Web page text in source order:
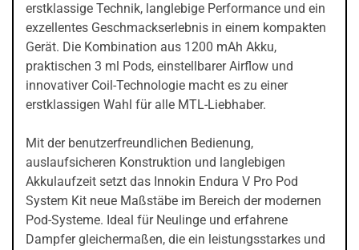
erstklassige Technik, langlebige Performance und ein
exzellentes Geschmackserlebnis in einem kompakten
Gerät. Die Kombination aus 1200 mAh Akku,
praktischen 3 ml Pods, einstellbarer Airflow und
innovativer Coil-Technologie macht es zu einer
erstklassigen Wahl für alle MTL-Liebhaber.
Mit der benutzerfreundlichen Bedienung,
auslaufsicheren Konstruktion und langlebigen
Akkulaufzeit setzt das Innokin Endura V Pro Pod
System Kit neue Maßstäbe im Bereich der modernen
Pod-Systeme. Ideal für Neulinge und erfahrene
Dampfer gleichermaßen, die ein leistungsstarkes und